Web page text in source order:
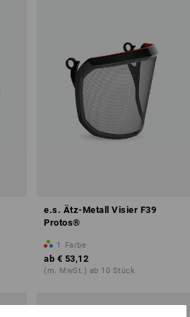
e.s. Ätz-Metall Visier F39
Protos®
1 Farbe
ab € 53,12
(m. MwSt.) ab 10 Stück